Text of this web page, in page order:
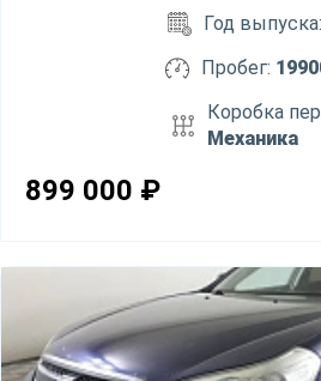
Год выпуска:
Пробег:
Коробка
Механика
899 000 ₽